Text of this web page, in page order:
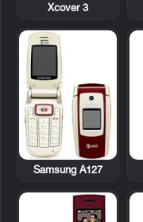
Xcover 3
Samsung A127